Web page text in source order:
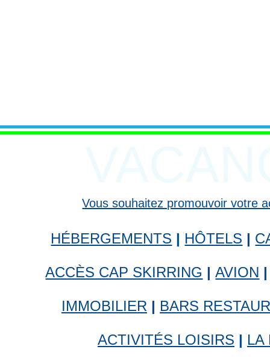
Vous souhaitez promouvoir votre
HÉBERGEMENTS | HÔTELS |
ACCÈS CAP SKIRRING |AVION |
IMMOBILIER | BARS
ACTIVITÉS LOISIRS | LA